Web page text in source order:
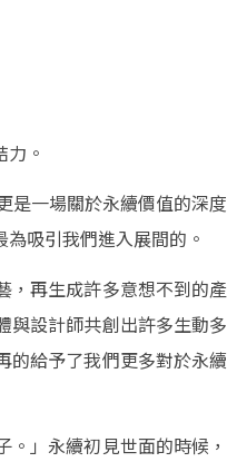
。
是一場關於永續價值的深度
吸引我們進入展間的。
，再生成許多意想不到的產
與設計師共創出許多生動多
的給予了我們更多對於永續
」永續初見世面的時候，